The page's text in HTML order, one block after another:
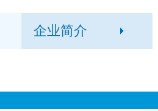
企业简介